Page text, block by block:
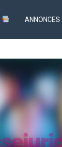
ANNONCES